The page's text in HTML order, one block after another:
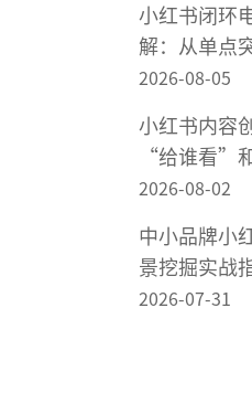
小红书闭环
解：从单点
2026-08-05
小红书内容
“给谁看”
谈怎么做内容
2026-08-02
中小品牌小
景挖掘实战
2026-07-31